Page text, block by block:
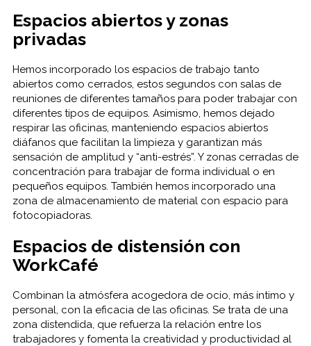
Espacios abiertos y zonas
privadas
Hemos incorporado los espacios de trabajo tanto
abiertos como cerrados, estos segundos con salas de
reuniones de diferentes tamaños para poder trabajar con
diferentes tipos de equipos. Asimismo, hemos dejado
respirar las oficinas, manteniendo espacios abiertos
diáfanos que facilitan la limpieza y garantizan más
sensación de amplitud y “anti-estrés”. Y zonas cerradas de
concentración para trabajar de forma individual o en
pequeños equipos. También hemos incorporado una
zona de almacenamiento de material con espacio para
fotocopiadoras.
Espacios de distensión con
WorkCafé
Combinan la atmósfera acogedora de ocio, más íntimo y
personal, con la eficacia de las oficinas. Se trata de una
zona distendida, que refuerza la relación entre los
trabajadores y fomenta la creatividad y productividad al